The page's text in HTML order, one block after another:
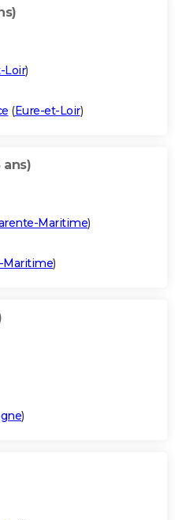
Loir)
(Eure-et-Loir)
ans)
Maritime)
Maritime)
)